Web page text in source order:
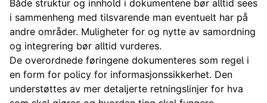
Både struktur og innhold i dokumentene bør alltid sees
i sammenheng med tilsvarende man eventuelt har på
andre områder. Muligheter for og nytte av samordning
og integrering bør alltid vurderes.
De overordnede føringene dokumenteres som regel i
en form for policy for informasjonssikkerhet. Den
understøttes av mer detaljerte retningslinjer for hva